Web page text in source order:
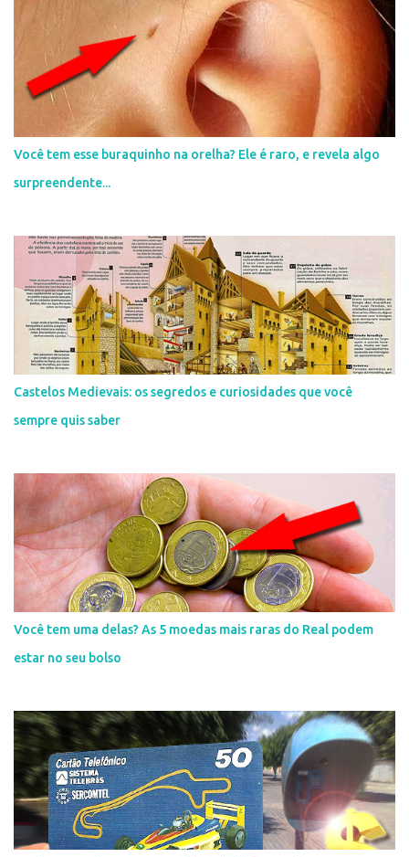
n
t
i
o
Você tem esse buraquinho na orelha? Ele é raro, e revela algo
surpreendente...
Castelos Medievais: os segredos e curiosidades que você
sempre quis saber
Você tem uma delas? As 5 moedas mais raras do Real podem
estar no seu bolso